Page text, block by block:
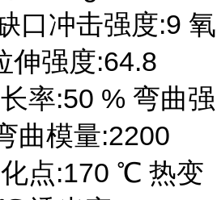
口冲击强度:9 氧
伸强度:64.8
率:50 % 弯曲强
曲模量:2200
点:170 ℃ 热变